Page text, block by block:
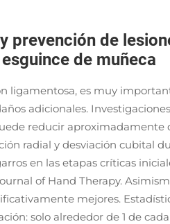
prevención de
de muñeca
ligamentosa, es muy
adicionales.
reducir aproximadamente
radial y desviación cubital
en las etapas críticas
of Hand Therapy.
mejores.
solo alrededor de 1 de